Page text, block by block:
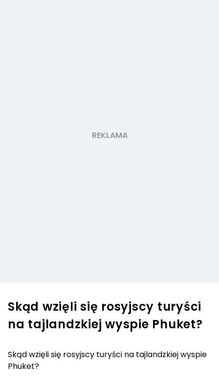
Skąd wzięli się rosyjscy turyści
na tajlandzkiej wyspie Phuket?
Skąd wzięli się rosyjscy turyści na tajlandzkiej wyspie
Phuket?